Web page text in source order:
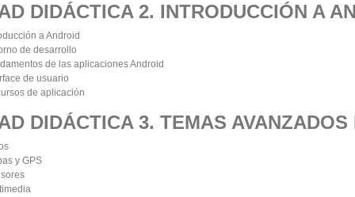
DIDÁCTICA 2. INTRODUCCIÓN A
a Android
de desarrollo
de las aplicaciones Android
de usuario
de aplicación
DIDÁCTICA 3. TEMAS AVANZADOS
y GPS